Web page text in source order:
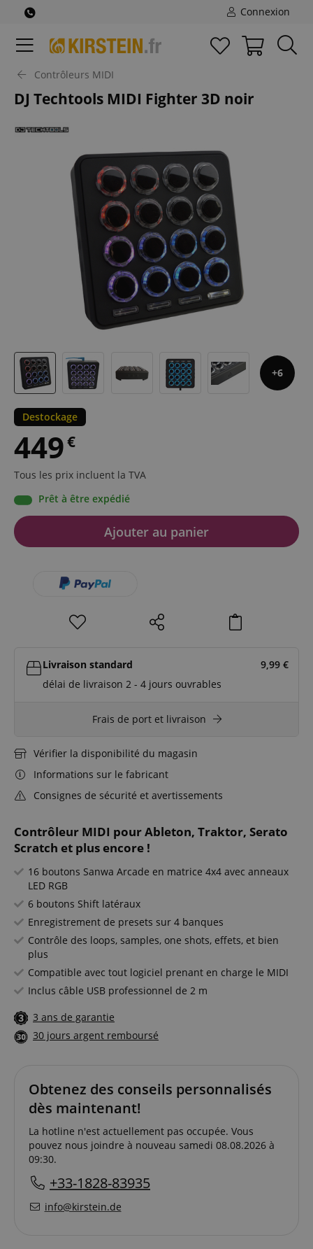
Connexion
Contrôleurs MIDI
DJ Techtools MIDI Fighter 3D noir
6
Contrôleur MIDI pour Ableton, Traktor, Serato
Scratch et plus encore !
16 boutons Sanwa Arcade en matrice 4x4 avec anneaux
LED RGB
6 boutons Shift latéraux
Enregistrement de presets sur 4 banques
Contrôle des loops, samples, one shots, effets, et bien
plus
Compatible avec tout logiciel prenant en charge le MIDI
Inclus câble USB professionnel de 2 m
3 ans de garantie
30 jours argent remboursé
Destockage
449€
Tous les prix incluent la TVA
Prêt à être expédié
Ajouter au panier
Livraison standard 9,99 €
délai de livraison 2 - 4 jours ouvrables
Frais de port et livraison
Vérifier la disponibilité du magasin
Informations sur le fabricant
Consignes de sécurité et avertissements
Obtenez des conseils personnalisés
dès maintenant!
La hotline n'est actuellement pas occupée. Vous
pouvez nous joindre à nouveau samedi 08.08.2026 à
09:30.
+33-1828-83935
info@kirstein.de